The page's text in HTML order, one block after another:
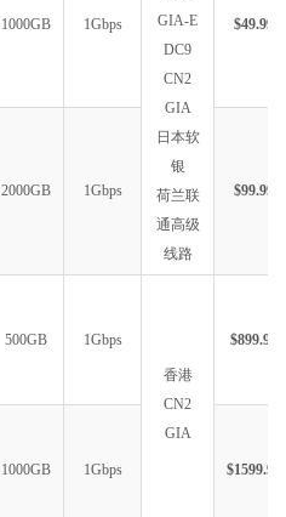
1000GB 1Gbps
GIA-E
DC9
CN2
GIA
日本软
银
荷兰联
通高级
线路
$49.99
2000GB 1Gbps $99.99
500GB 1Gbps
香港
CN2
GIA
$899.99
1000GB 1Gbps $1599.99